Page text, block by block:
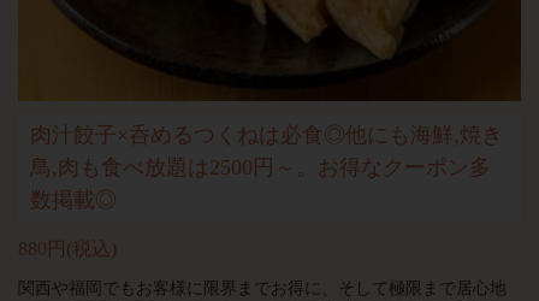
肉汁餃子×呑めるつくねは必食◎他にも海鮮,焼き
鳥,肉も食べ放題は2500円～。お得なクーポン多
数掲載◎
880円 (税込)
関西や福岡でもお客様に限界までお得に、そして極限まで居心地